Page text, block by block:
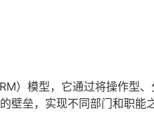
）模型，它通过将操作型
壁垒，实现不同部门和职能